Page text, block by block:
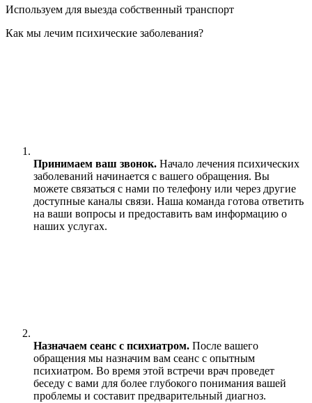
Используем для выезда собственный транспорт
Как мы лечим психические заболевания?
Принимаем ваш звонок. Начало лечения психических
заболеваний начинается с вашего обращения. Вы
можете связаться с нами по телефону или через другие
доступные каналы связи. Наша команда готова ответить
на ваши вопросы и предоставить вам информацию о
наших услугах.
Назначаем сеанс с психиатром. После вашего
обращения мы назначим вам сеанс с опытным
психиатром. Во время этой встречи врач проведет
беседу с вами для более глубокого понимания вашей
проблемы и составит предварительный диагноз.